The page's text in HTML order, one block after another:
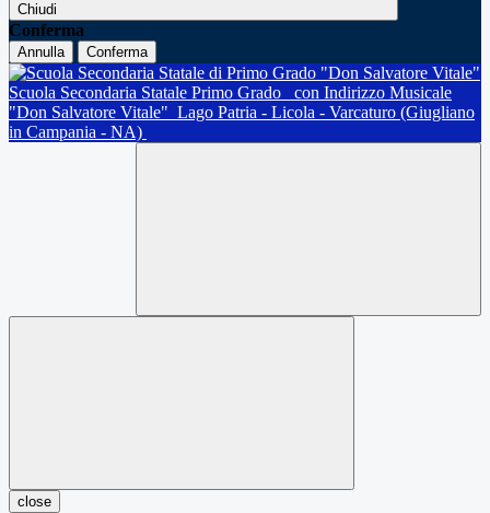
Chiudi
Conferma
Annulla Conferma
Scuola Secondaria Statale Primo Grado
con Indirizzo Musicale
"Don Salvatore Vitale" Lago Patria - Licola - Varcaturo (Giugliano
in Campania - NA)
close